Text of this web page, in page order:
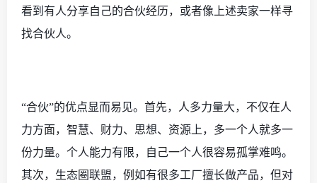
看到有人分享自己的合伙经历，或者像上述卖家一样寻
找合伙人。
“合伙”的优点显而易见。首先，人多力量大，不仅在人
力方面，智慧、财力、思想、资源上，多一个人就多一
份力量。个人能力有限，自己一个人很容易孤掌难鸣。
其次，生态圈联盟，例如有很多工厂擅长做产品，但对